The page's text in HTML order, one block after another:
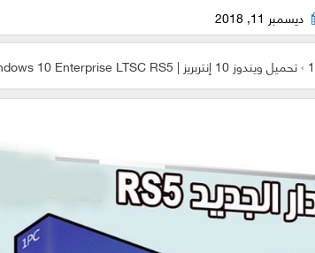
ديسمبر 11, 2018
›تحميل ويندوز 10 إنتربريز | Windows 10 Enterprise LTSC RS5 | ديسمبر 2018